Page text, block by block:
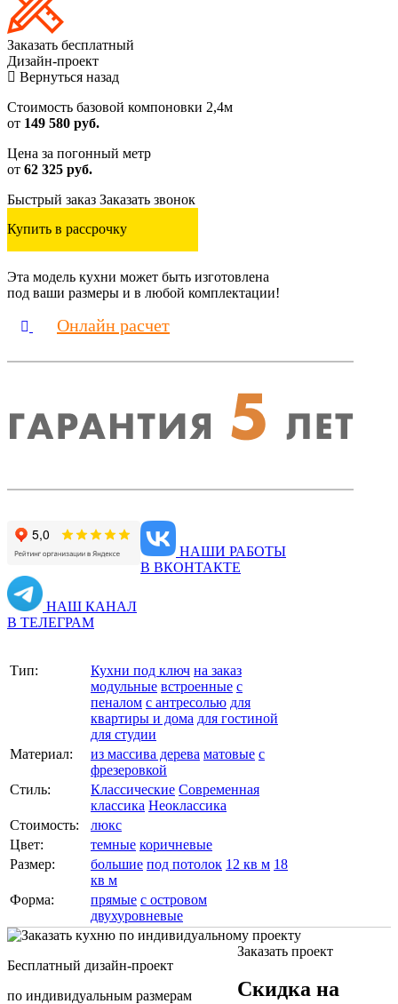
Заказать бесплатный
Дизайн-проект
Вернуться назад
Стоимость базовой компоновки 2,4м
от 149 580 руб.
Цена за погонный метр
от 62 325 руб.
Быстрый заказ Заказать звонок
Купить в рассрочку
Эта модель кухни может быть изготовлена
под ваши размеры и в любой комплектации!
Онлайн расчет
НАШИ РАБОТЫ
В ВКОНТАКТЕ
НАШ КАНАЛ
В ТЕЛЕГРАМ
Тип: Кухни под ключ на заказ
модульные встроенные с
пеналом с антресолью для
квартиры и дома для гостиной
для студии
Материал:
из массива дерева матовые с
фрезеровкой
Стиль:
Классические Современная
классика Неоклассика
Стоимость:
люкс
Цвет:
темные коричневые
Размер:
большие под потолок 12 кв м 18
кв м
Форма:
прямые с островом
двухуровневые
Бесплатный дизайн-проект
по индивидуальным размерам
Заказать проект
Скидка на